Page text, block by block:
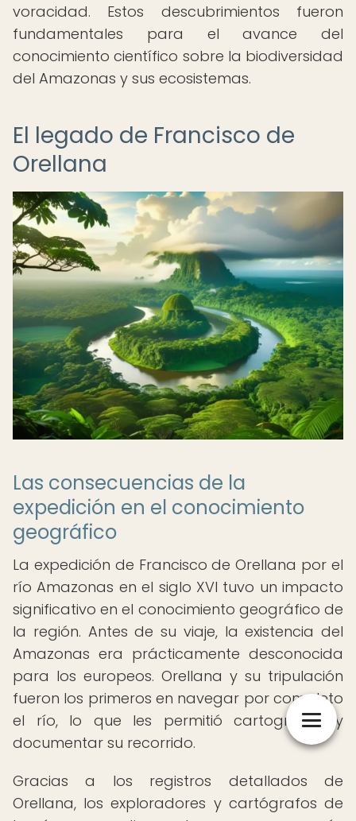
voracidad. Estos descubrimientos fueron
fundamentales para el avance del
conocimiento científico sobre la biodiversidad
del Amazonas y sus ecosistemas.
El legado de Francisco de
Orellana
Las consecuencias de la
expedición en el conocimiento
geográfico
La expedición de Francisco de Orellana por el
río Amazonas en el siglo XVI tuvo un impacto
significativo en el conocimiento geográfico de
la región. Antes de su viaje, la existencia del
Amazonas era prácticamente desconocida
para los europeos. Orellana y su tripulación
fueron los primeros en navegar por completo
el río, lo que les permitió cartografiar y
documentar su recorrido.
Gracias a los registros detallados de
Orellana, los exploradores y cartógrafos de